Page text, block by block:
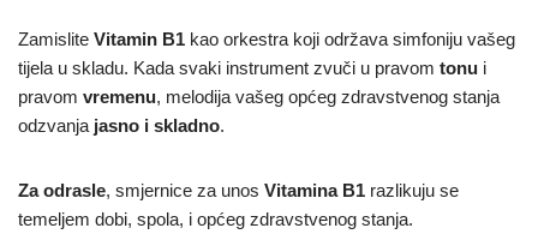
Zamislite Vitamin B1 kao orkestra koji održava simfoniju vašeg
tijela u skladu. Kada svaki instrument zvuči u pravom tonu i
pravom vremenu, melodija vašeg općeg zdravstvenog stanja
odzvanja jasno i skladno.
Za odrasle, smjernice za unos Vitamina B1 razlikuju se
temeljem dobi, spola, i općeg zdravstvenog stanja.